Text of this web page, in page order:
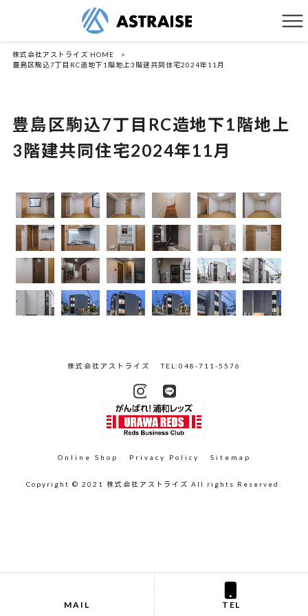
株式会社アストライズ HOME
>
豊島区駒込7丁目RC造地下1階地上3階建共同住宅2024年11月
豊島区駒込7丁目RC造地下1階地上
3階建共同住宅2024年11月
株式会社アストライズ TEL:048-711-5576
Online Shop Privacy Policy Sitemap
Copyright © 2021 株式会社アストライズ All rights Reserved.
MAIL TEL